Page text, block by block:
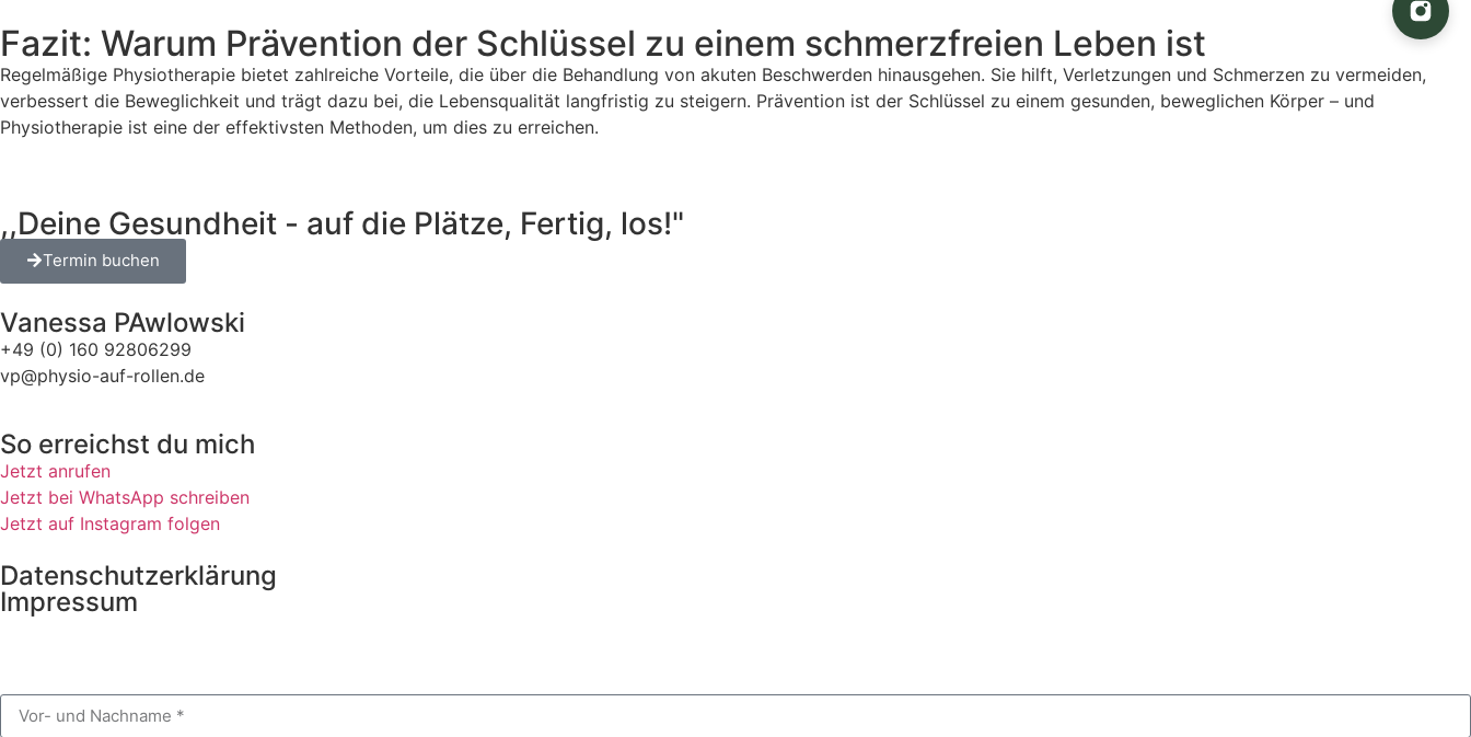
Fazit: Warum Prävention der Schlüssel zu einem schmerzfreien Leben ist
Regelmäßige Physiotherapie bietet zahlreiche Vorteile, die über die Behandlung von akuten Beschwerden hinausgehen. Sie hilft, Verletzungen und Schmerzen zu vermeiden,
verbessert die Beweglichkeit und trägt dazu bei, die Lebensqualität langfristig zu steigern. Prävention ist der Schlüssel zu einem gesunden, beweglichen Körper – und
Physiotherapie ist eine der effektivsten Methoden, um dies zu erreichen.
,,Deine Gesundheit - auf die Plätze, Fertig, los!"
Termin buchen
Vanessa PAwlowski
+49 (0) 160 92806299
vp@physio-auf-rollen.de
So erreichst du mich
Jetzt anrufen
Jetzt bei WhatsApp schreiben
Jetzt auf Instagram folgen
Datenschutzerklärung
Impressum